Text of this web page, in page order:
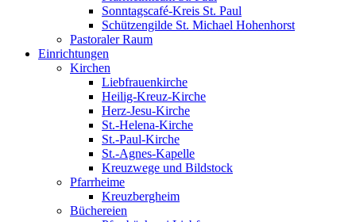
Sonntagscafé-Kreis St. Paul
Schützengilde St. Michael Hohenhorst
Pastoraler Raum
Einrichtungen
Kirchen
Liebfrauenkirche
Heilig-Kreuz-Kirche
Herz-Jesu-Kirche
St.-Helena-Kirche
St.-Paul-Kirche
St.-Agnes-Kapelle
Kreuzwege und Bildstock
Pfarrheime
Kreuzbergheim
Büchereien